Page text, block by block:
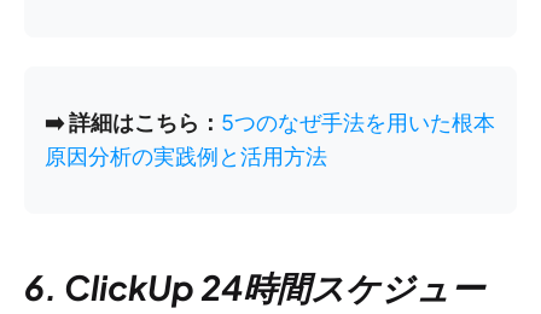
➡️ 詳細はこちら： 5つのなぜ手法を用いた根本
原因分析の実践例と活用方法
6. ClickUp 24時間スケジュー